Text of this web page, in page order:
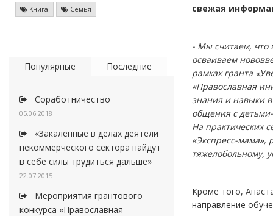
Книга Семья
Популярные Последние
Соработничество
05.06.2018
«Закалённые в делах деятели
некоммерческого сектора найдут
в себе силы трудиться дальше»
22.07.2015
Мероприятия грантового
конкурса «Православная
свежая
- Мы считаем, что
осваиваем
рамках гранта
«Православная
знания и навыки
общения с
На практических
«Экспресс-мама»,
тяжелобольному,
Кроме того,
направление